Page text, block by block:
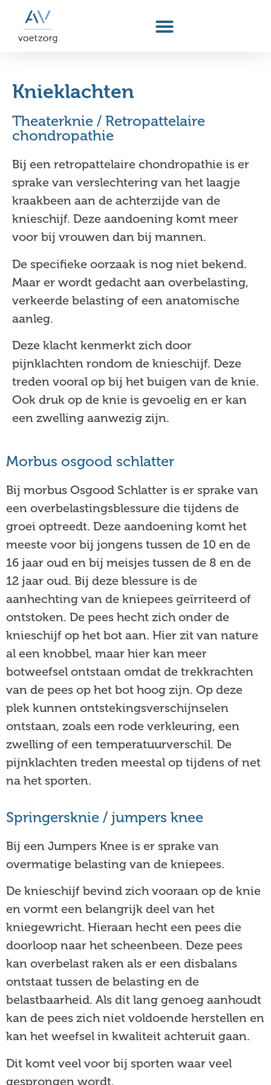
Knieklachten
Theaterknie / Retropattelaire
chondropathie
Bij een retropattelaire chondropathie is er
sprake van verslechtering van het laagje
kraakbeen aan de achterzijde van de
knieschijf. Deze aandoening komt meer
voor bij vrouwen dan bij mannen.
De specifieke oorzaak is nog niet bekend.
Maar er wordt gedacht aan overbelasting,
verkeerde belasting of een anatomische
aanleg.
Deze klacht kenmerkt zich door
pijnklachten rondom de knieschijf. Deze
treden vooral op bij het buigen van de knie.
Ook druk op de knie is gevoelig en er kan
een zwelling aanwezig zijn.
Morbus osgood schlatter
Bij morbus Osgood Schlatter is er sprake van
een overbelastingsblessure die tijdens de
groei optreedt. Deze aandoening komt het
meeste voor bij jongens tussen de 10 en de
16 jaar oud en bij meisjes tussen de 8 en de
12 jaar oud. Bij deze blessure is de
aanhechting van de kniepees geïrriteerd of
ontstoken. De pees hecht zich onder de
knieschijf op het bot aan. Hier zit van nature
al een knobbel, maar hier kan meer
botweefsel ontstaan omdat de trekkrachten
van de pees op het bot hoog zijn. Op deze
plek kunnen ontstekingsverschijnselen
ontstaan, zoals een rode verkleuring, een
zwelling of een temperatuurverschil. De
pijnklachten treden meestal op tijdens of net
na het sporten.
Springersknie / jumpers knee
Bij een Jumpers Knee is er sprake van
overmatige belasting van de kniepees.
De knieschijf bevind zich vooraan op de knie
en vormt een belangrijk deel van het
kniegewricht. Hieraan hecht een pees die
doorloop naar het scheenbeen. Deze pees
kan overbelast raken als er een disbalans
ontstaat tussen de belasting en de
belastbaarheid. Als dit lang genoeg aanhoudt
kan de pees zich niet voldoende herstellen en
kan het weefsel in kwaliteit achteruit gaan.
Dit komt veel voor bij sporten waar veel
gesprongen wordt.